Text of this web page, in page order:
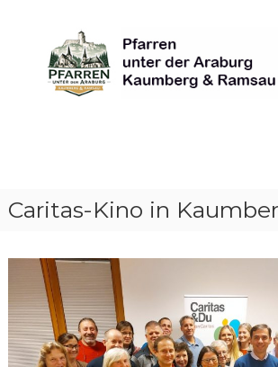
content
unter
derAraburg
Kaumberg
Caritas-Kino in